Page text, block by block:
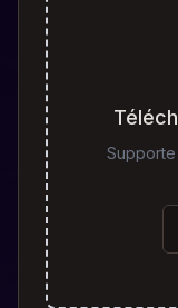
Supporte